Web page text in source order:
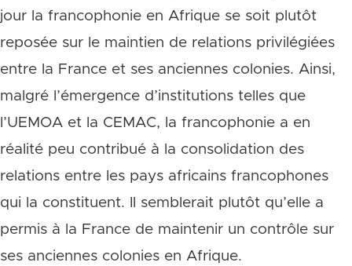
jour la francophonie en Afrique se soit plutôt
reposée sur le maintien de relations privilégiées
entre la France et ses anciennes colonies. Ainsi,
malgré l’émergence d’institutions telles que
l’UEMOA et la CEMAC, la francophonie a en
réalité peu contribué à la consolidation des
relations entre les pays africains francophones
qui la constituent. Il semblerait plutôt qu’elle a
permis à la France de maintenir un contrôle sur
ses anciennes colonies en Afrique.